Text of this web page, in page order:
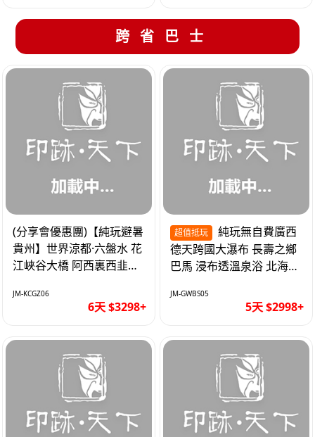
跨省巴士
(分享會優惠團)【純玩避暑
貴州】世界涼都·六盤水 花
江峽谷大橋 阿西裏西韭菜
JM-KCGZ06
6天 $3298+
超值抵玩
德天跨國大瀑布 長壽之鄉
巴馬 浸布透溫泉浴 北海銀
JM-GWBS05
5天 $2998+